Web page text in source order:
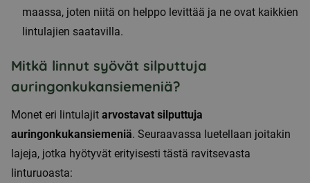
maassa, joten niitä on helppo levittää ja ne ovat kaikkien
lintulajien saatavilla.
Mitkä linnut syövät silputtuja
auringonkukansiemeniä?
Monet eri lintulajit arvostavat silputtuja
auringonkukansiemeniä. Seuraavassa luetellaan joitakin
lajeja, jotka hyötyvät erityisesti tästä ravitsevasta
linturuoasta: